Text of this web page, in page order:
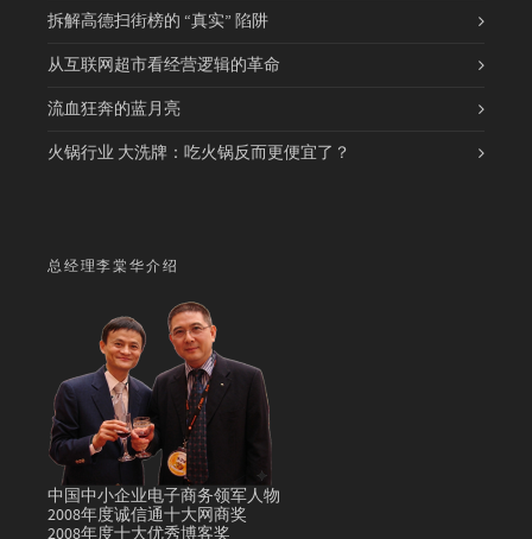
拆解高德扫街榜的 “真实” 陷阱
从互联网超市看经营逻辑的革命
流血狂奔的蓝月亮
火锅行业 大洗牌：吃火锅反而更便宜了？
总经理李棠华介绍
中国中小企业电子商务领军人物
2008年度诚信通十大网商奖
2008年度十大优秀博客奖